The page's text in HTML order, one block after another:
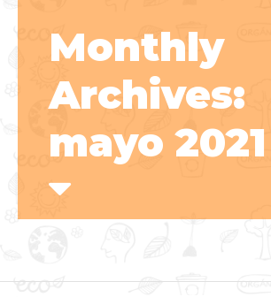
Monthly
Archives:
mayo 2021